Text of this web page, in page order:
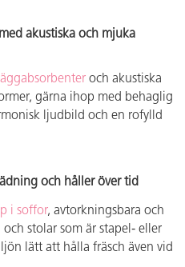
akustiska och mjuka
och akustiska
gärna ihop med behaglig
ljudbild och en rofylld
och håller över tid
i soffor, avtorkningsbara och
stolar som är stapel‑ eller
lätt att hålla fräsch även vid